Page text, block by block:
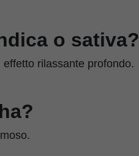
o sativa?
rilassante profondo.